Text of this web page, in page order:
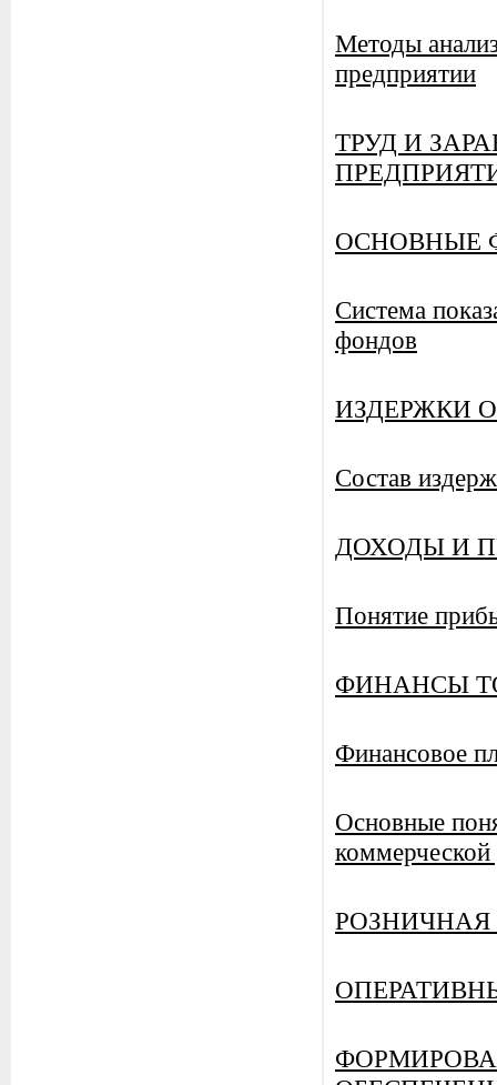
Методы
предприятии
ТРУД И
ОСНОВНЫЕ
Система
фондов
ИЗДЕРЖКИ
Состав
ДОХОДЫ И
Понятие
ФИНАНСЫ
Финансовое
Основные
РОЗНИЧНАЯ